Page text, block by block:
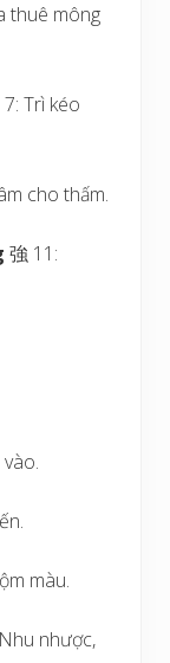
thuê mông
Trì kéo
cho thấm.
強 11:
màu.
nhược,